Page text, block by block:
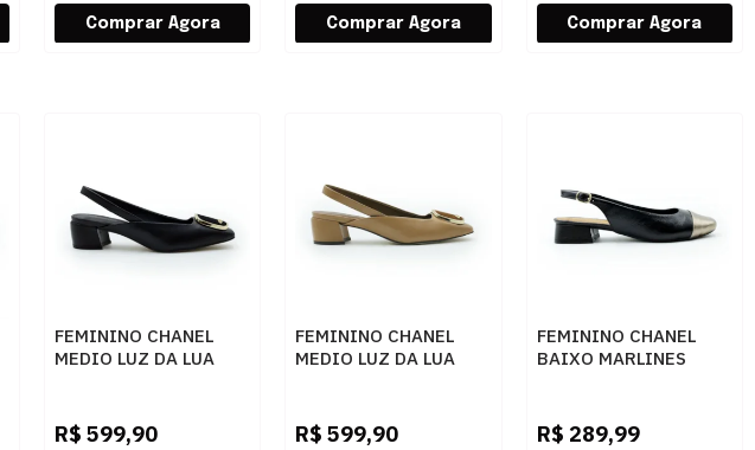
FEMININO CHANEL
MEDIO LUZ DA LUA
R$ 599,90
FEMININO CHANEL
MEDIO LUZ DA LUA
R$ 599,90
FEMININO CHANEL
BAIXO MARLINES
R$ 289,99